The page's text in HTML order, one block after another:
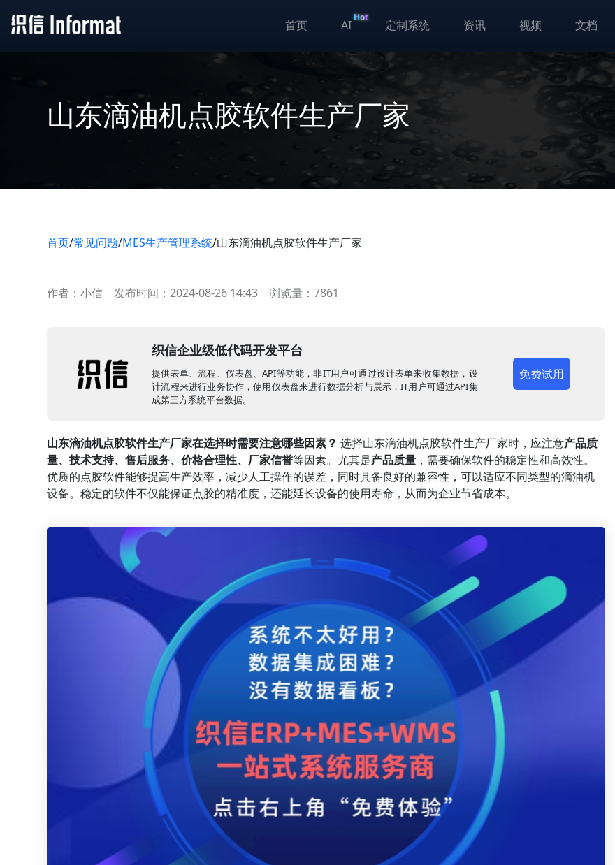
首页 AI
Hot
定制系统 资讯 视频 文档
山东滴油机点胶软件生产厂家
首页/常见问题/MES生产管理系统/山东滴油机点胶软件生产厂家
作者：小信 发布时间：2024-08-26 14:43 浏览量：7861
织信企业级低代码开发平台
提供表单、流程、仪表盘、API等功能，非IT用户可通过设计表单来收集数据，设
计流程来进行业务协作，使用仪表盘来进行数据分析与展示，IT用户可通过API集
成第三方系统平台数据。
免费试用
山东滴油机点胶软件生产厂家在选择时需要注意哪些因素？ 选择山东滴油机点胶软件生产厂家时，应注意产品质
量、技术支持、售后服务、价格合理性、厂家信誉等因素。尤其是产品质量 ，需要确保软件的稳定性和高效性。
优质的点胶软件能够提高生产效率，减少人工操作的误差，同时具备良好的兼容性，可以适应不同类型的滴油机
设备。稳定的软件不仅能保证点胶的精准度，还能延长设备的使用寿命，从而为企业节省成本。